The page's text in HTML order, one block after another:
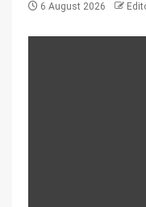
6 August 2026